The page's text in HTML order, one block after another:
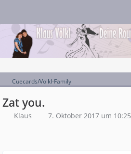
Cuecards/Völkl-Family
Zat you.
Klaus 7. Oktober 2017 um 10:25